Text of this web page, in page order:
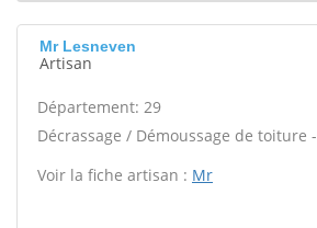
Mr Lesneven
Artisan
Département: 29
Décrassage / Démoussage de toiture -
Voir la fiche artisan : Mr